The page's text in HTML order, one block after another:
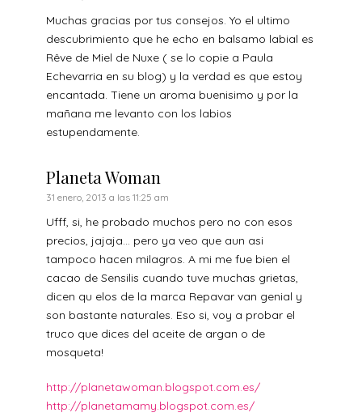
Muchas gracias por tus consejos. Yo el ultimo
descubrimiento que he echo en balsamo labial es
Rêve de Miel de Nuxe ( se lo copie a Paula
Echevarria en su blog) y la verdad es que estoy
encantada. Tiene un aroma buenisimo y por la
mañana me levanto con los labios
estupendamente.
Planeta Woman
31 enero, 2013 a las 11:25 am
Ufff, si, he probado muchos pero no con esos
precios, jajaja… pero ya veo que aun asi
tampoco hacen milagros. A mi me fue bien el
cacao de Sensilis cuando tuve muchas grietas,
dicen qu elos de la marca Repavar van genial y
son bastante naturales. Eso si, voy a probar el
truco que dices del aceite de argan o de
mosqueta!
http://planetawoman.blogspot.com.es/
http://planetamamy.blogspot.com.es/